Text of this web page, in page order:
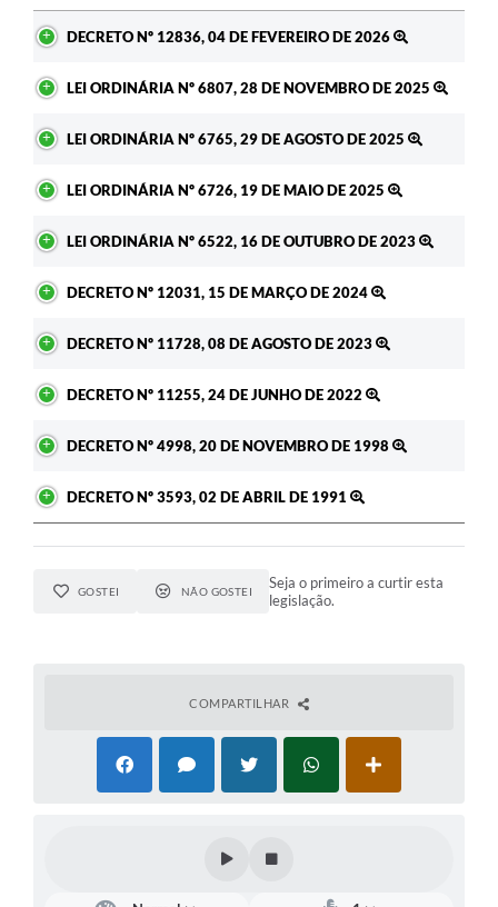
SIC
Contato
DECRETO Nº 12836, 04 DE FEVEREIRO DE 2026
LEI ORDINÁRIA Nº 6807, 28 DE NOVEMBRO DE 2025
LEI ORDINÁRIA Nº 6765, 29 DE AGOSTO DE 2025
LEI ORDINÁRIA Nº 6726, 19 DE MAIO DE 2025
LEI ORDINÁRIA Nº 6522, 16 DE OUTUBRO DE 2023
DECRETO Nº 12031, 15 DE MARÇO DE 2024
DECRETO Nº 11728, 08 DE AGOSTO DE 2023
DECRETO Nº 11255, 24 DE JUNHO DE 2022
DECRETO Nº 4998, 20 DE NOVEMBRO DE 1998
DECRETO Nº 3593, 02 DE ABRIL DE 1991
GOSTEI NÃO GOSTEI
Seja o primeiro a curtir esta
legislação.
COMPARTILHAR